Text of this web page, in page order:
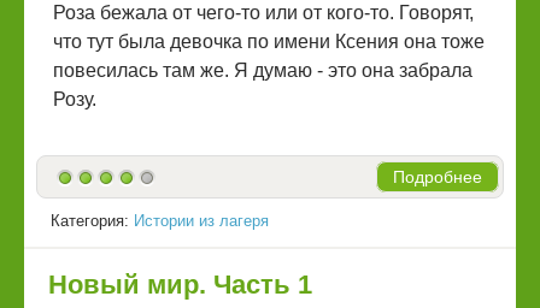
Роза бежала от чего-то или от кого-то. Говорят,
что тут была девочка по имени Ксения она тоже
повесилась там же. Я думаю - это она забрала
Розу.
Подробнее
Категория: Истории из лагеря
Новый мир. Часть 1